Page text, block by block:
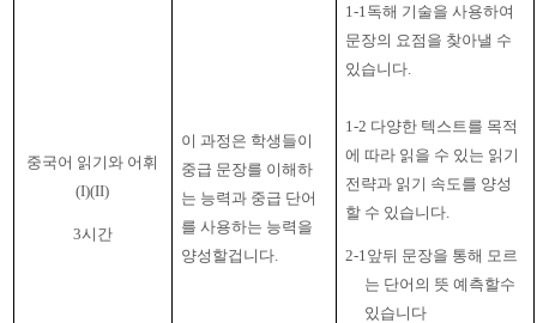
중국어 읽기와 어휘
(I)(II)
3시간
이 과정은 학생들이
중급 문장를 이해하
는 능력과 중급 단어
를 사용하는 능력을
양성할겁니다.
1-1독해 기술을 사용하여
문장의 요점을 찾아낼 수
있습니다.
1-2 다양한 텍스트를 목적
에 따라 읽을 수 있는 읽기
전략과 읽기 속도를 양성
할 수 있습니다.
2-1앞뒤 문장을 통해 모르
는 단어의 뜻 예측할수
있습니다